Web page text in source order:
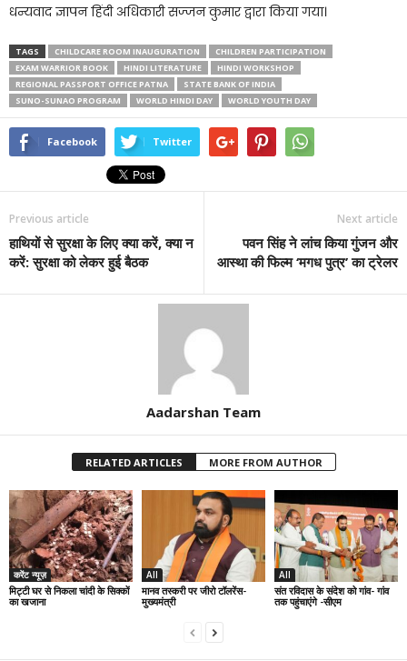
धन्यवाद ज्ञापन हिंदी अधिकारी सज्जन कुमार द्वारा किया गया।
TAGS CHILDCARE ROOM INAUGURATION
CHILDREN PARTICIPATION
EXAM WARRIOR BOOK
HINDI LITERATURE
HINDI WORKSHOP
REGIONAL PASSPORT OFFICE PATNA
STATE BANK OF INDIA
SUNO-SUNAO PROGRAM
WORLD HINDI DAY WORLD YOUTH DAY
Facebook Twitter
Previous article
हाथियों से सुरक्षा के लिए क्या करें, क्या न
करें: सुरक्षा को लेकर हुई बैठक
Next article
पवन सिंह ने लांच किया गुंजन और
आस्था की फिल्म ‘मगध पुत्र’ का ट्रेलर
Aadarshan Team
RELATED ARTICLES MORE FROM AUTHOR
करेंट न्यूज़
मिट्टी घर से निकला चांदी के सिक्कों
का खजाना
All
मानव तस्करी पर जीरो टॉलरेंस-
मुख्यमंत्री
All
संत रविदास के संदेश को गांव- गांव
तक पहुंचाएंगे -सीएम